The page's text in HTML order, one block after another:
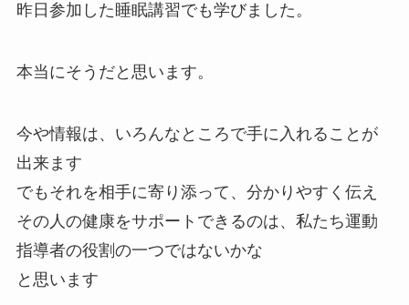
昨日参加した睡眠講習でも学びました。
本当にそうだと思います。
今や情報は、いろんなところで手に入れることが
出来ます
でもそれを相手に寄り添って、分かりやすく伝え
その人の健康をサポートできるのは、私たち運動
指導者の役割の一つではないかな
と思います